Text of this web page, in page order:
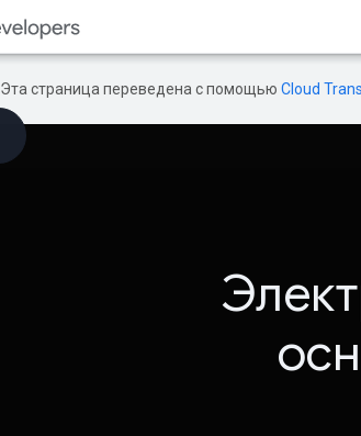
Эта страница переведена с помощью Cloud